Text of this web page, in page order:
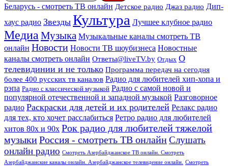
Беларусь - смотреть ТВ онлайн Детское радио Джаз радио Дип-
хаус радио Звезды Культура Лучшее клубное радио
МедиаМузыка Музыкальные каналы смотреть ТВ
онлайн Новости Новости ТВ шоубизнеса Новостные
каналы смотреть онлайн Ответы@liveTV.by Отдых О
телевидинии и не только Программа передач на сегодня
более 400 русских тв каналов Радио для любителей хип-хопа и
рэпа Радио с классической музыкой Радио с самой новой и
популярной отечественной и западной музыкой Разговорное
радио Раскраски для детей и их родителей Релакс радио
для тех, кто хочет расслабиться Ретро радио для любителей
хитов 80х и 90х Рок радио для любителей тяжелой
музыкиРоссия - смотреть ТВ онлайнСлушать
онлайн радио Смотреть Азербайджанское ТВ онлайн. Смотреть
Азербайджанские каналы онлайн. Азербайджанское телевидение онлайн. Смотреть